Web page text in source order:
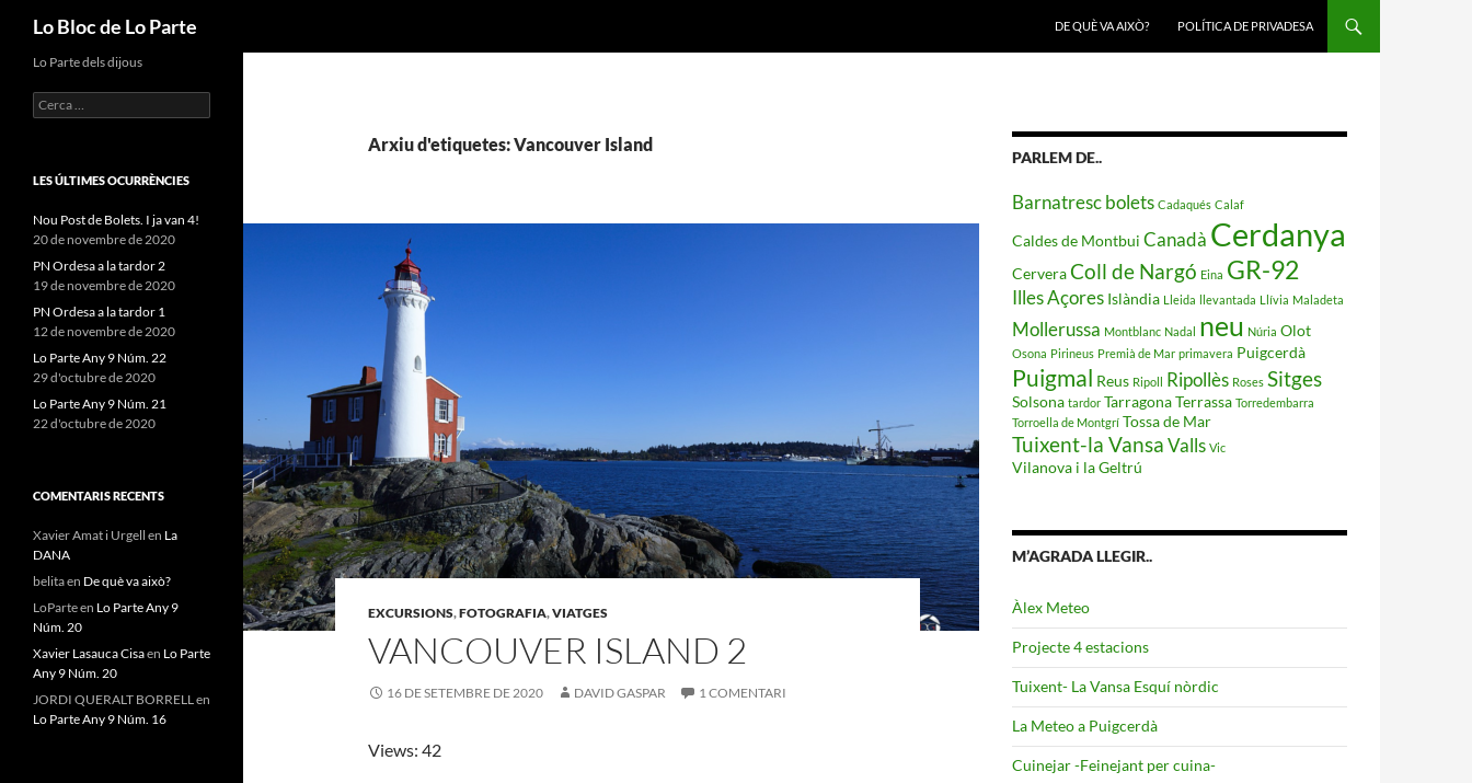
contingut
Lo Bloc de Lo Parte DE QUÈ VA AIXÒ? POLÍTICA DE PRIVADESA
Arxiu d'etiquetes: Vancouver Island
EXCURSIONS,FOTOGRAFIA,VIATGES
VANCOUVER ISLAND 2
16 DE SETEMBRE DE 2020 DAVID GASPAR 1 COMENTARI
Views: 42
PARLEM DE..
Barnatrescbolets Cadaqués Calaf
Caldes de Montbui Canadà Cerdanya
CerveraColl de Nargó Eina GR-92
Illes Açores Islàndia Lleida llevantada Llívia Maladeta
Mollerussa Montblanc Nadal neu Núria Olot
Osona Pirineus Premià de Mar primavera Puigcerdà
Puigmal Reus Ripoll Ripollès Roses Sitges
Solsona tardor TarragonaTerrassa Torredembarra
Torroella de Montgrí Tossa de Mar
Tuixent-la VansaValls Vic
Vilanova i la Geltrú
M’AGRADA LLEGIR..
Àlex Meteo
Projecte 4 estacions
Tuixent- La Vansa Esquí nòrdic
La Meteo a Puigcerdà
Cuinejar -Feinejant per cuina-
Lo Parte dels dijous
Cerca:
LES ÚLTIMES OCURRÈNCIES
Nou Post de Bolets. I ja van 4!
20 de novembre de 2020
PN Ordesa a la tardor 2
19 de novembre de 2020
PN Ordesa a la tardor 1
12 de novembre de 2020
Lo Parte Any 9 Núm. 22
29 d'octubre de 2020
Lo Parte Any 9 Núm. 21
22 d'octubre de 2020
COMENTARIS RECENTS
Xavier Amat i Urgell en La
DANA
belitaen De què va això?
LoParteen Lo Parte Any 9
Núm. 20
Xavier Lasauca Cisaen Lo Parte
Any 9 Núm. 20
JORDI QUERALT BORRELLen
Lo Parte Any 9 Núm. 16